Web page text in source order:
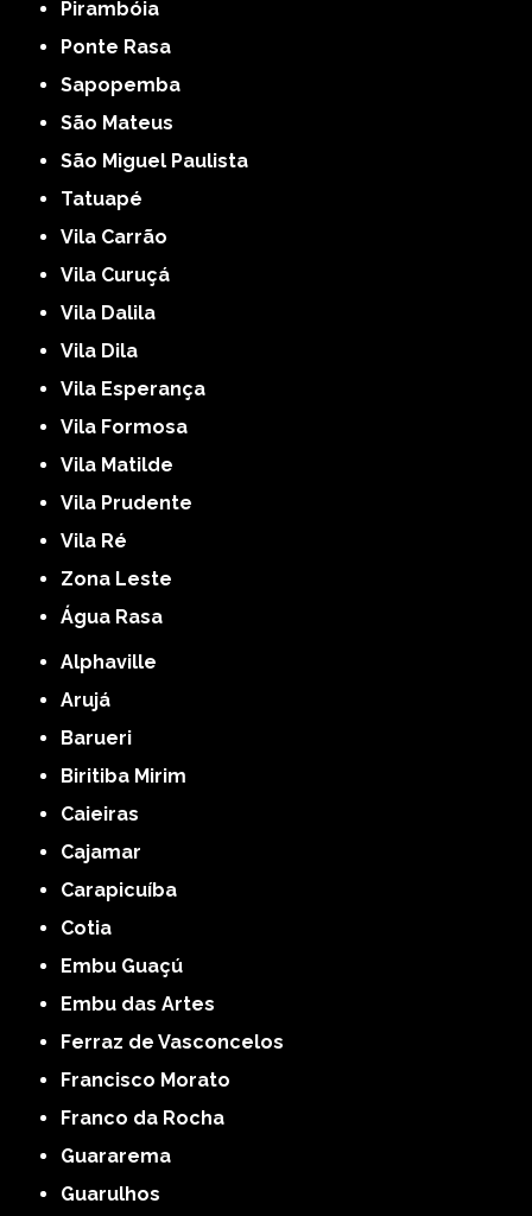
Pirambóia
Ponte Rasa
Sapopemba
São Mateus
São Miguel Paulista
Tatuapé
Vila Carrão
Vila Curuçá
Vila Dalila
Vila Dila
Vila Esperança
Vila Formosa
Vila Matilde
Vila Prudente
Vila Ré
Zona Leste
Água Rasa
Alphaville
Arujá
Barueri
Biritiba Mirim
Caieiras
Cajamar
Carapicuíba
Cotia
Embu Guaçú
Embu das Artes
Ferraz de Vasconcelos
Francisco Morato
Franco da Rocha
Guararema
Guarulhos